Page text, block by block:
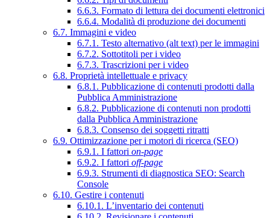
6.6.3. Formato di lettura dei documenti elettronici
6.6.4. Modalità di produzione dei documenti
6.7. Immagini e video
6.7.1. Testo alternativo (alt text) per le immagini
6.7.2. Sottotitoli per i video
6.7.3. Trascrizioni per i video
6.8. Proprietà intellettuale e privacy
6.8.1. Pubblicazione di contenuti prodotti dalla
Pubblica Amministrazione
6.8.2. Pubblicazione di contenuti non prodotti
dalla Pubblica Amministrazione
6.8.3. Consenso dei soggetti ritratti
6.9. Ottimizzazione per i motori di ricerca (SEO)
6.9.1. I fattori on-page
6.9.2. I fattori off-page
6.9.3. Strumenti di diagnostica SEO: Search
Console
6.10. Gestire i contenuti
6.10.1. L’inventario dei contenuti